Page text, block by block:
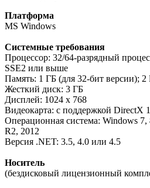
Платформа
MS Windows
Системные требования
Процессор: 32/64-разрядный
SSE2 или выше
Память: 1 ГБ (для 32-бит версии); 2
Жесткий диск: 3 ГБ
Дисплей: 1024 x 768
Видеокарта: с поддержкой DirectX
Операционная система: Windows
R2, 2012
Версия .NET: 3.5, 4.0 или 4.5
Носитель
(бездисковый лицензионный